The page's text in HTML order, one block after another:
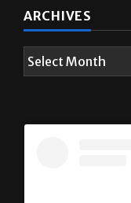
ARCHIVES